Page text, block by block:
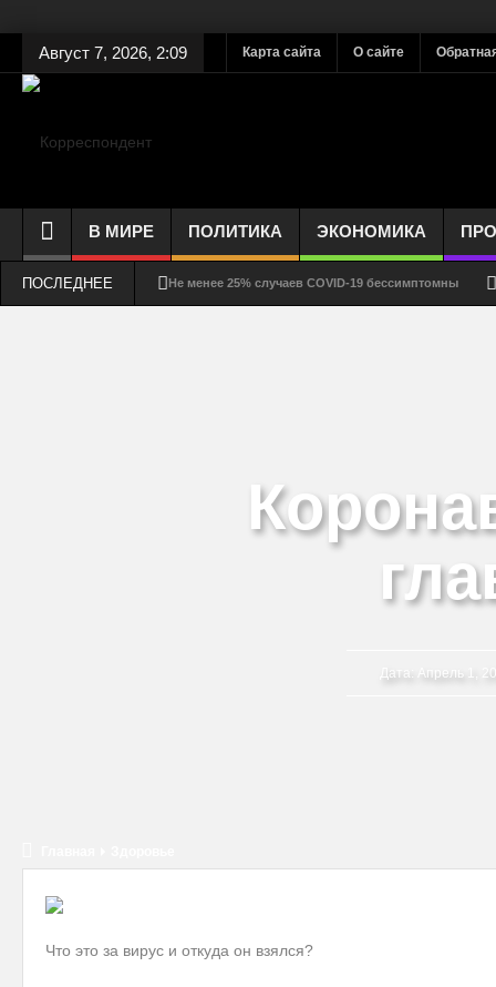
Август 7, 2026, 2:09 Карта сайта О сайте
В МИРЕ ПОЛИТИКА ЭКОНОМИКА
ПОСЛЕДНЕЕ Не менее 25% случаев COVID-19 бессимптомны
Дата: Апрель 1,
Что это за вирус и откуда он взялся?